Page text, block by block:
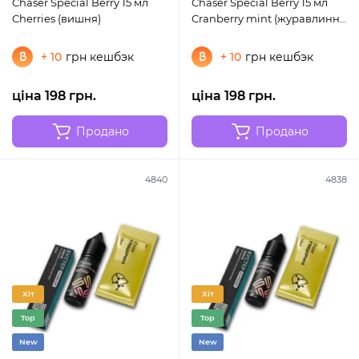
Cherries (вишня)
+ 10 грн кешбэк
ціна 198 грн.
Продано
Cranberry mint (журавлинна
+ 10 грн кешбэк
ціна 198 грн.
Продано
4840
Хіт
Top
New
4838
Хіт
Top
New